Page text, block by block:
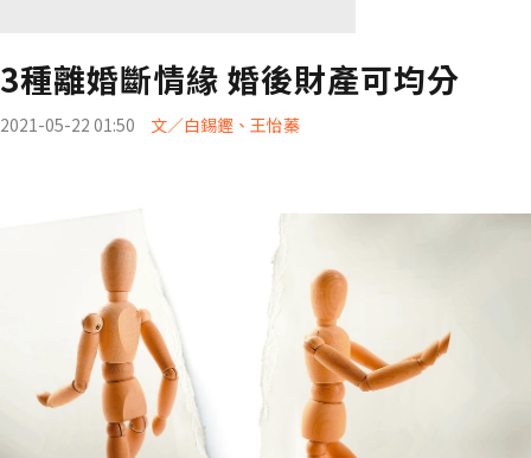
3種離婚斷情緣 婚後財產可均分
2021-05-22 01:50 文／白錫鏗、王怡蓁